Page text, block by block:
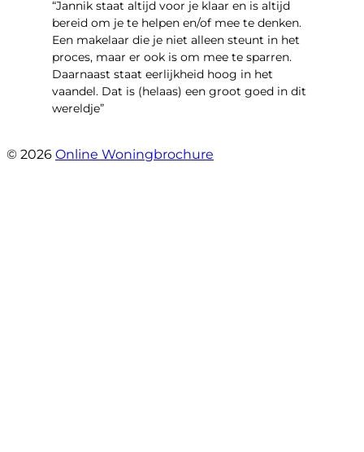
“Jannik staat altijd voor je klaar en is altijd
bereid om je te helpen en/of mee te denken.
Een makelaar die je niet alleen steunt in het
proces, maar er ook is om mee te sparren.
Daarnaast staat eerlijkheid hoog in het
vaandel. Dat is (helaas) een groot goed in dit
wereldje”
© 2026 Online Woningbrochure